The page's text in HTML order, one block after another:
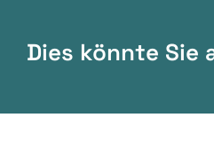
Dies könnte Sie